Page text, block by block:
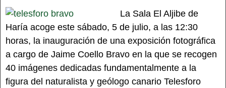
La Sala El Aljibe de
Haría acoge este sábado, 5 de julio, a las 12:30
horas, la inauguración de una exposición fotográfica
a cargo de Jaime Coello Bravo en la que se recogen
40 imágenes dedicadas fundamentalmente a la
figura del naturalista y geólogo canario Telesforo